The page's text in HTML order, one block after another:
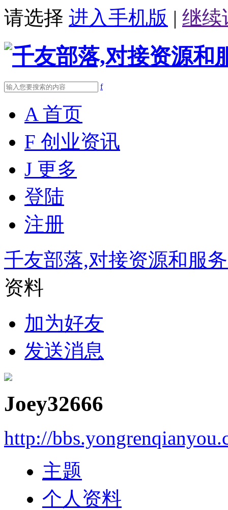
请选择 进入手机版 | 继续
f
A 首页
F 创业资讯
J 更多
登陆
注册
千友部落,对接资源和服
资料
加为好友
发送消息
Joey32666
http://
主题
个人资料